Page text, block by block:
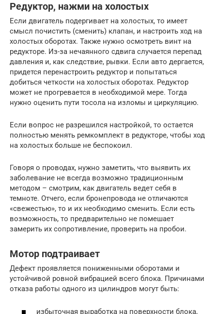
Редуктор, нажми на холостых
Если двигатель подергивает на холостых, то имеет
смысл почистить (сменить) клапан, и настроить ход на
холостых оборотах. Также нужно осмотреть винт на
редукторе. Из-за нечаянного сдвига случается перепад
давления и, как следствие, рывки. Если авто дергается,
придется перенастроить редуктор и попытаться
добиться четкости на холостых оборотах. Редуктор
может не прогревается в необходимой мере. Тогда
нужно оценить пути тосола на изломы и циркуляцию.
Если вопрос не разрешился настройкой, то остается
полностью менять ремкомплект в редукторе, чтобы ход
на холостых больше не беспокоил.
Говоря о проводах, нужно заметить, что выявить их
заболевание не всегда возможно традиционным
методом – смотрим, как двигатель ведет себя в
темноте. Отчего, если бронепровода не отличаются
«свежестью», то и их необходимо сменить. Если есть
возможность, то предварительно не помешает
замерить их сопротивление, проверить на пробои.
Мотор подтраивает
Дефект проявляется пониженными оборотами и
устойчивой ровной вибрацией всего блока. Причинами
отказа работы одного из цилиндров могут быть:
избыточная выработка на поверхности блока,